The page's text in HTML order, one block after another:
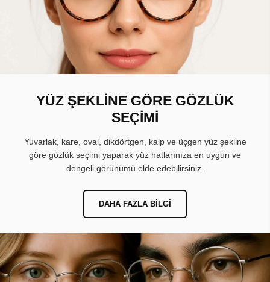
YÜZ ŞEKLİNE GÖRE GÖZLÜK
SEÇİMİ
Yuvarlak, kare, oval, dikdörtgen, kalp ve üçgen yüz şekline
göre gözlük seçimi yaparak yüz hatlarınıza en uygun ve
dengeli görünümü elde edebilirsiniz.
DAHA FAZLA BILGI